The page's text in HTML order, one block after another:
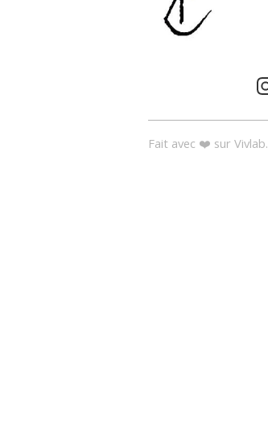
Fait avec ❤️ sur Vivlab.